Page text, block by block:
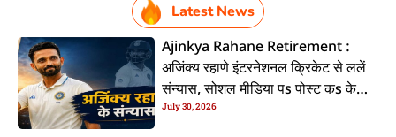
Latest News
Ajinkya Rahane Retirement :
अजिंक्य रहाणे इंटरनेशनल क्रिकेट से ललें
संन्यास, सोशल मीडिया पs पोस्ट कs के
कइलें एलान
July 30, 2026